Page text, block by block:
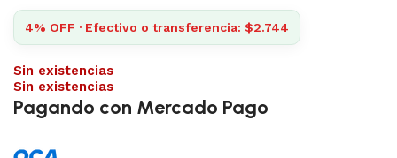
4% OFF · Efectivo o transferencia: $2.744
Sin existencias
Sin existencias
Pagando con Mercado Pago